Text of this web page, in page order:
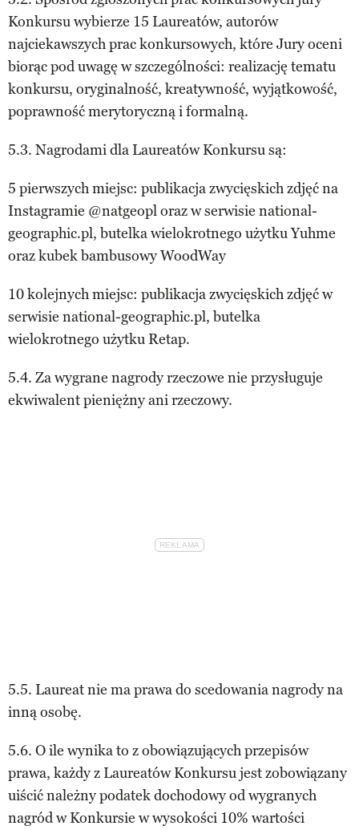
Konkursu wybierze 15 Laureatów, autorów
najciekawszych prac konkursowych, które Jury oceni
biorąc pod uwagę w szczególności: realizację tematu
konkursu, oryginalność, kreatywność, wyjątkowość,
poprawność merytoryczną i formalną.
5.3. Nagrodami dla Laureatów Konkursu są:
5 pierwszych miejsc: publikacja zwycięskich zdjęć na
Instagramie @natgeopl oraz w serwisie national-
geographic.pl, butelka wielokrotnego użytku Yuhme
oraz kubek bambusowy WoodWay
10 kolejnych miejsc: publikacja zwycięskich zdjęć w
serwisie national-geographic.pl, butelka
wielokrotnego użytku Retap.
5.4. Za wygrane nagrody rzeczowe nie przysługuje
ekwiwalent pieniężny ani rzeczowy.
5.5. Laureat nie ma prawa do scedowania nagrody na
inną osobę.
5.6. O ile wynika to z obowiązujących przepisów
prawa, każdy z Laureatów Konkursu jest zobowiązany
uiścić należny podatek dochodowy od wygranych
nagród w Konkursie w wysokości 10% wartości